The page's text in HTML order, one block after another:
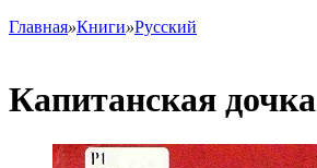
Главная»Книги»Русский
Капитанская дочка